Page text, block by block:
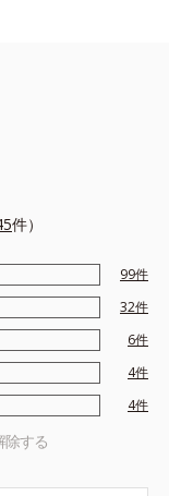
件）
99件
32件
6件
4件
4件
除する